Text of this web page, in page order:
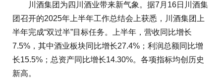
川酒集团为四川酒业带来新气象。据7月16日川酒集
团召开的2025年上半年工作总结会上获悉，川酒集团上
半年完成“双过半”目标任务。上半年，营收同比增长
7.5%，其中酒业板块同比增长27.4%；利润总额同比增
长15.5%；总资产同比增长14.30%。各项指标均创历史
新高。